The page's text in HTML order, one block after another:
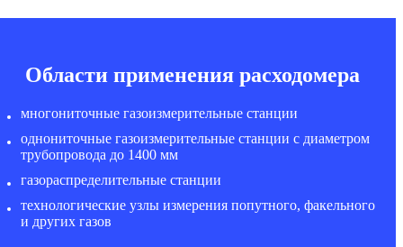
Области применения расходомера
многониточные газоизмерительные станции
однониточные газоизмерительные станции с диаметром
трубопровода до 1400 мм
газораспределительные станции
технологические узлы измерения попутного, факельного
и других газов